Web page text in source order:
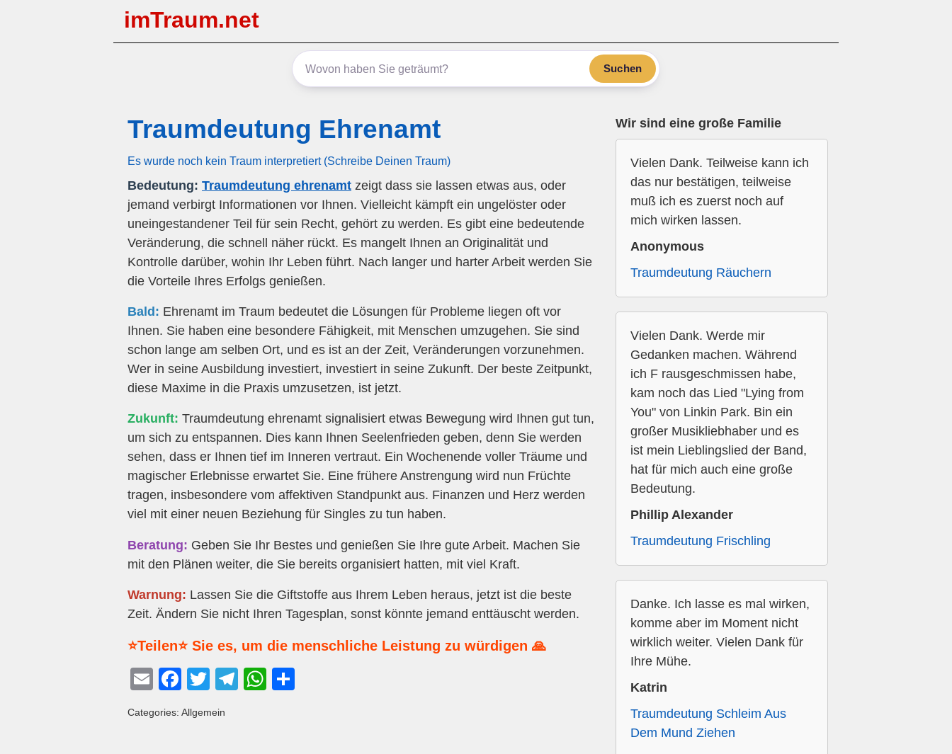
imTraum.net
Suchen
Traumdeutung Ehrenamt
Es wurde noch kein Traum interpretiert (Schreibe Deinen Traum)
Bedeutung: Traumdeutung ehrenamt zeigt dass sie lassen etwas aus, oder
jemand verbirgt Informationen vor Ihnen. Vielleicht kämpft ein ungelöster oder
uneingestandener Teil für sein Recht, gehört zu werden. Es gibt eine bedeutende
Veränderung, die schnell näher rückt. Es mangelt Ihnen an Originalität und
Kontrolle darüber, wohin Ihr Leben führt. Nach langer und harter Arbeit werden Sie
die Vorteile Ihres Erfolgs genießen.
Bald: Ehrenamt im Traum bedeutet die Lösungen für Probleme liegen oft vor
Ihnen. Sie haben eine besondere Fähigkeit, mit Menschen umzugehen. Sie sind
schon lange am selben Ort, und es ist an der Zeit, Veränderungen vorzunehmen.
Wer in seine Ausbildung investiert, investiert in seine Zukunft. Der beste Zeitpunkt,
diese Maxime in die Praxis umzusetzen, ist jetzt.
Zukunft: Traumdeutung ehrenamt signalisiert etwas Bewegung wird Ihnen gut tun,
um sich zu entspannen. Dies kann Ihnen Seelenfrieden geben, denn Sie werden
sehen, dass er Ihnen tief im Inneren vertraut. Ein Wochenende voller Träume und
magischer Erlebnisse erwartet Sie. Eine frühere Anstrengung wird nun Früchte
tragen, insbesondere vom affektiven Standpunkt aus. Finanzen und Herz werden
viel mit einer neuen Beziehung für Singles zu tun haben.
Beratung: Geben Sie Ihr Bestes und genießen Sie Ihre gute Arbeit. Machen Sie
mit den Plänen weiter, die Sie bereits organisiert hatten, mit viel Kraft.
Warnung: Lassen Sie die Giftstoffe aus Ihrem Leben heraus, jetzt ist die beste
Zeit. Ändern Sie nicht Ihren Tagesplan, sonst könnte jemand enttäuscht werden.
⭐Teilen⭐ Sie es, um die menschliche Leistung zu würdigen 🙏
E
ail
F
c
T
tt
T
W
Categories: Allgemein
Wir sind eine große Familie
Vielen Dank. Teilweise kann ich
das nur bestätigen, teilweise
muß ich es zuerst noch auf
mich wirken lassen.
Anonymous
Traumdeutung Räuchern
Vielen Dank. Werde mir
Gedanken machen. Während
ich F rausgeschmissen habe,
kam noch das Lied "Lying from
You" von Linkin Park. Bin ein
großer Musikliebhaber und es
ist mein Lieblingslied der Band,
hat für mich auch eine große
Bedeutung.
Phillip Alexander
Traumdeutung Frischling
Danke. Ich lasse es mal wirken,
komme aber im Moment nicht
wirklich weiter. Vielen Dank für
Ihre Mühe.
Katrin
Traumdeutung Schleim Aus
Dem Mund Ziehen